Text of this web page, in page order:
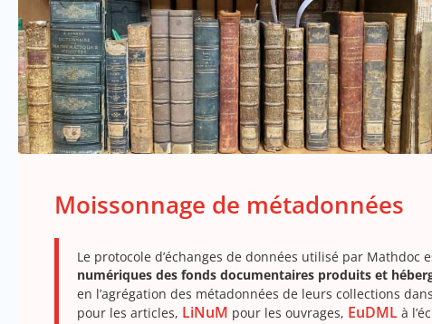
Moissonnage de métadonnées
Le protocole d’échanges de données utilisé par Mathdoc
numériques des fonds documentaires produits et
en l’agrégation des métadonnées de leurs collections
pour les articles, LiNuM pour les ouvrages, EuDML à